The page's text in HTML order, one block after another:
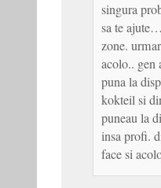
singura
sa te
zone.
acolo.. gen
puna la
kokteil si
puneau la
insa profi.
face si